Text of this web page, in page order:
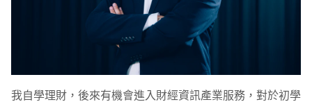
我自學理財，後來有機會進入財經資訊產業服務，對於初學